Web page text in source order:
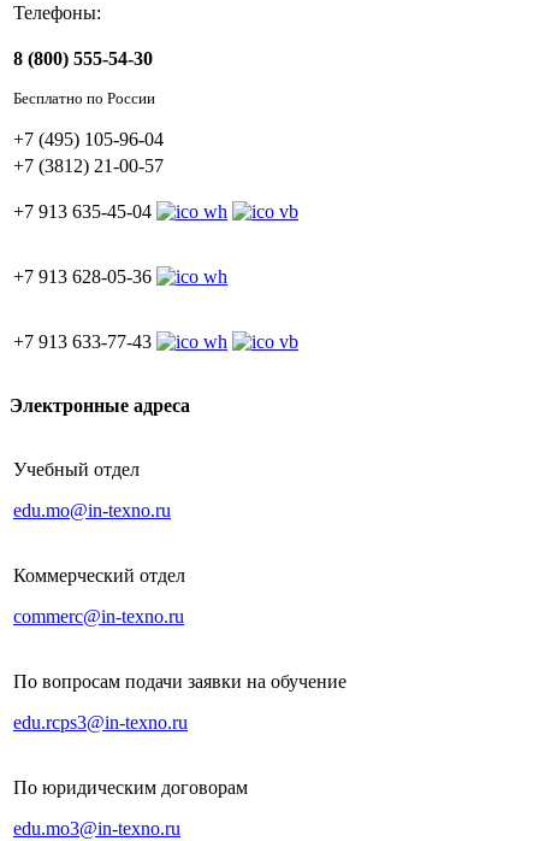
Телефоны:
8 (800) 555-54-30
Бесплатно по России
+7 (495) 105-96-04
+7 (3812) 21-00-57
+7 913 635-45-04
+7 913 628-05-36
+7 913 633-77-43
Электронные адреса
Учебный отдел
edu.mo@in-texno.ru
Коммерческий отдел
commerc@in-texno.ru
По вопросам подачи заявки на обучение
edu.rcps3@in-texno.ru
По юридическим договорам
edu.mo3@in-texno.ru